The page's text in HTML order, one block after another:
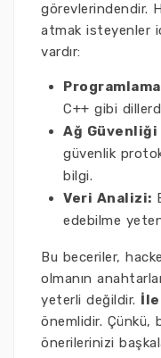
görevlerindendir.
atmak isteyenler
vardır:
C++ gibi
Ağ
güvenlik
bilgi.
Veri Analizi:
edebilme
Bu beceriler,
olmanın
yeterli değildir.
önemlidir. Çünkü,
önerilerinizi